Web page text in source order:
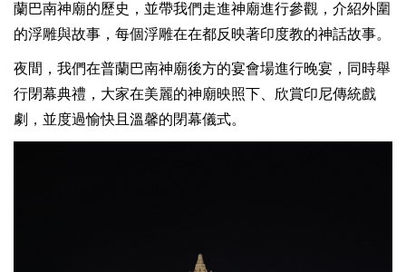
蘭巴南神廟的歷史，並帶我們走進神廟進行參觀，介紹外圍
的浮雕與故事，每個浮雕在在都反映著印度教的神話故事。
夜間，我們在普蘭巴南神廟後方的宴會場進行晚宴，同時舉
行閉幕典禮，大家在美麗的神廟映照下、欣賞印尼傳統戲
劇，並度過愉快且溫馨的閉幕儀式。